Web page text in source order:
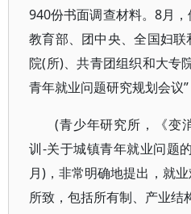
940份书面调查材料。8月，
教育部、团中央、全国妇
院(所)、共青团组织和大专
青年就业问题研究规划会议”
(青少年研究所，《变
训-关于城镇青年就业问题
月)，非常明确地提出，就
所致，包括所有制、产业结